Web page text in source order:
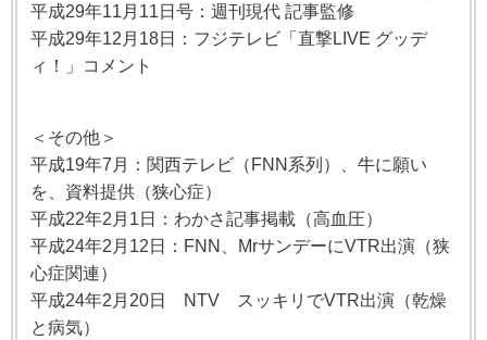
平成29年11月11日号：週刊現代 記事監修
平成29年12月18日：フジテレビ「直撃LIVE グッデ
ィ！」コメント
＜その他＞
平成19年7月：関西テレビ（FNN系列）、牛に願い
を、資料提供（狭心症）
平成22年2月1日：わかさ記事掲載（高血圧）
平成24年2月12日：FNN、MrサンデーにVTR出演（狭
心症関連）
平成24年2月20日 NTV スッキリでVTR出演（乾燥
と病気）